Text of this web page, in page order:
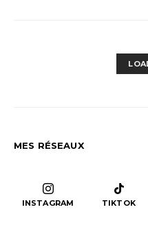
MES RÉSEAUX
INSTAGRAM TIKTOK